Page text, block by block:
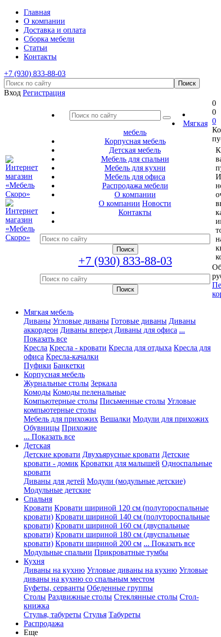
Главная
О компании
Доставка и оплата
Сборка мебели
Статьи
Контакты
+7 (930) 833-88-03
Вход Регистрация
Мягкая
мебель
Корпусная мебель
Детская мебель
Мебель для спальни
Мебель для кухни
Мебель для офиса
Распродажа мебели
О компании
О компании Новости
Контакты
+7 (930) 833-88-03
0
0
0
Мягкая мебель
Диваны Угловые диваны Готовые диваны Диваны
аккордеон Диваны вперед Диваны для офиса ...
Показать все
Кресла Кресла - кровати Кресла для отдыха Кресла для
офиса Кресла-качалки
Пуфики Банкетки
Корпусная мебель
Журнальные столы Зеркала
Комоды Комоды пеленальные
Компьютерные столы Письменные столы Угловые
компьютерные столы
Мебель для прихожих Вешалки Модули для прихожих
Обувницы Прихожие
... Показать все
Детская
Детские кровати Двухъярусные кровати Детские
кровати - домик Кроватки для малышей Односпальные
кровати
Диваны для детей Модули (модульные детские)
Модульные детские
Спальня
Кровати Кровати шириной 120 см (полутороспальные
кровати) Кровати шириной 140 см (полутороспальные
кровати) Кровати шириной 160 см (двуспальные
кровати) Кровати шириной 180 см (двуспальные
кровати) Кровати шириной 200 см ... Показать все
Модульные спальни Прикроватные тумбы
Кухня
Диваны на кухню Угловые диваны на кухню Угловые
диваны на кухню со спальным местом
Буфеты, серванты Обеденные группы
Столы Раздвижные столы Стеклянные столы Стол-
книжка
Стулья, табуреты Стулья Табуреты
Распродажа
Еще